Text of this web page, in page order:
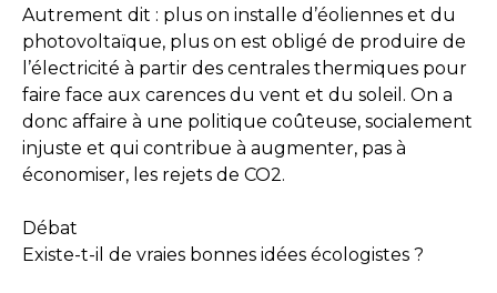
Autrement dit : plus on installe d’éoliennes et du
photovoltaïque, plus on est obligé de produire de
l’électricité à partir des centrales thermiques pour
faire face aux carences du vent et du soleil. On a
donc affaire à une politique coûteuse, socialement
injuste et qui contribue à augmenter, pas à
économiser, les rejets de CO2.
Débat
Existe-t-il de vraies bonnes idées écologistes ?